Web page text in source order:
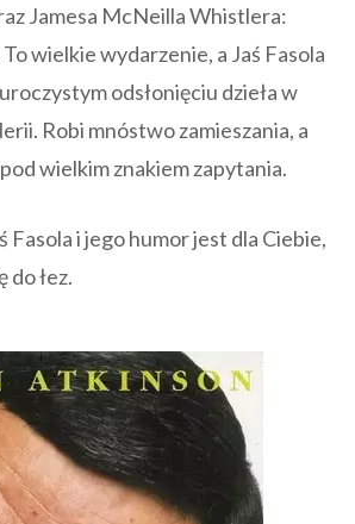
Jamesa McNeilla Whistlera:
wielkie wydarzenie, a Jaś Fasola
odsłonięciu dzieła w
Robi mnóstwo zamieszania, a
wielkim znakiem zapytania.
Fasola i jego humor jest dla Ciebie,
do łez.